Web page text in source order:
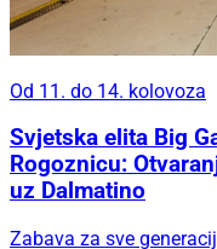
Od 11. do 14. kolovoza
Svjetska elita Big
Rogoznicu:
uz Dalmatino
Zabava za sve